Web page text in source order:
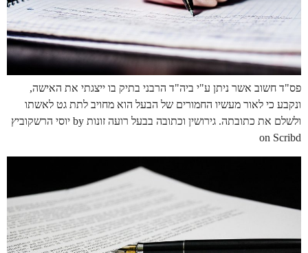
פס"ד חשוב אשר ניתן ע"י ביה"ד הרבני בתיק בו ייצגתי את האישה,
ונקבע כי לאור מעשיו החמורים של הבעל הוא מחויב לתת גט לאשתו
ולשלם את כתובתה. גירושין וכתובה בבעל רועה זונות by יוסי הרשקוביץ
on Scribd